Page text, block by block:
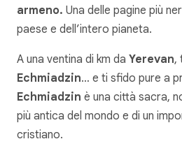
armeno. Una delle pagine più
paese e dell’intero pianeta.
A una ventina di km da Yerevan,
Echmiadzin… e ti sfido pure a
Echmiadzin è una città sacra,
più antica del mondo e di un
cristiano.